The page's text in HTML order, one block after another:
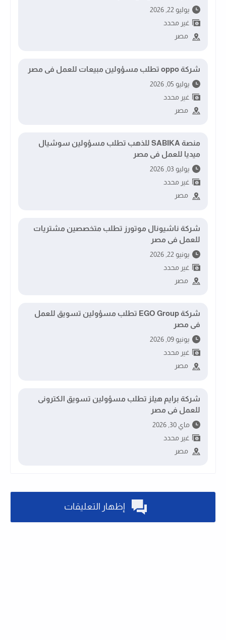
يوليو 22, 2026
غير محدد
مصر
شركة oppo تطلب مسؤولين مبيعات للعمل فى مصر
يوليو 05, 2026
غير محدد
مصر
منصة SABIKA للذهب تطلب مسؤولين سوشيال
ميديا للعمل فى مصر
يوليو 03, 2026
غير محدد
مصر
شركة ناشيونال موتورز تطلب متخصصين مشتريات
للعمل فى مصر
يونيو 22, 2026
غير محدد
مصر
شركة EGO Group تطلب مسؤولين تسويق للعمل
فى مصر
يونيو 09, 2026
غير محدد
مصر
شركة برايم هيلز تطلب مسؤولين تسويق الكترونى
للعمل فى مصر
ماي 30, 2026
غير محدد
مصر
إظهار التعليقات